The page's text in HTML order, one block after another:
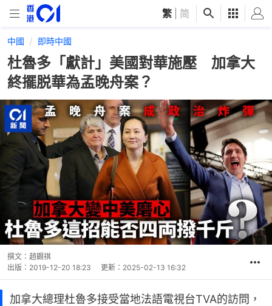
繁 简
中國 即時中國
杜魯多「獻計」美國對華施壓 加拿大
終擺脱華為孟晚舟案？
撰文： 趙觀祺
出版： 2019-12-20 18:23 更新： 2025-02-13 16:32
加拿大總理杜魯多接受當地法語電視台TVA的訪問，